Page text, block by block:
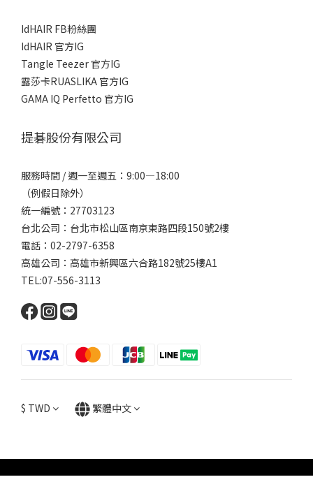
IdHAIR FB粉絲團
IdHAIR 官方IG
Tangle Teezer 官方IG
露莎卡RUASLIKA 官方IG
GAMA IQ Perfetto 官方IG
提碁股份有限公司
服務時間 / 週一至週五：9:00—18:00
（例假日除外）
統一編號：27703123
台北公司：台北市松山區南京東路四段150號2樓
電話：02-2797-6358
高雄公司：高雄市新興區六合路182號25樓A1
TEL:07-556-3113
$ TWD 繁體中文